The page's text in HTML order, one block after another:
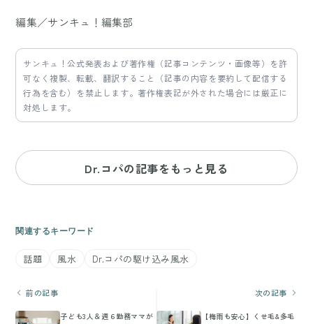
編集／サンキュ！編集部
サンキュ！公式発表および著作権（記事コンテンツ・画像等）を許
可なく複製、転載、翻訳すること（記事の内容を要約して配信する
行為を含む）を禁止します。著作権表記が外された場合には厳正に
対処します。
Dr.コパの記事をもっと見る
関連するキーワード
話題 風水 Dr.コパの駆け込み風水
前の記事
子ども3人＆週６勤務ママが
次の記事
【梅雨も安心】くせ毛&多毛